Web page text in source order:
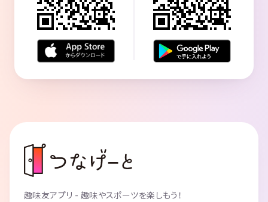
趣味友アプリ - 趣味やスポーツを楽しもう！